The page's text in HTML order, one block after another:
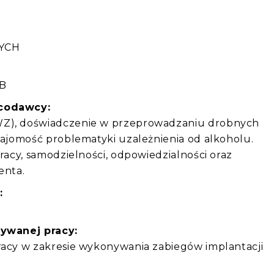
doświadczenie w przeprowadzaniu drobnych
problematyki uzależnienia od alkoholu.
samodzielności, odpowiedzialności oraz
pracy:
w zakresie wykonywania zabiegów implantacji